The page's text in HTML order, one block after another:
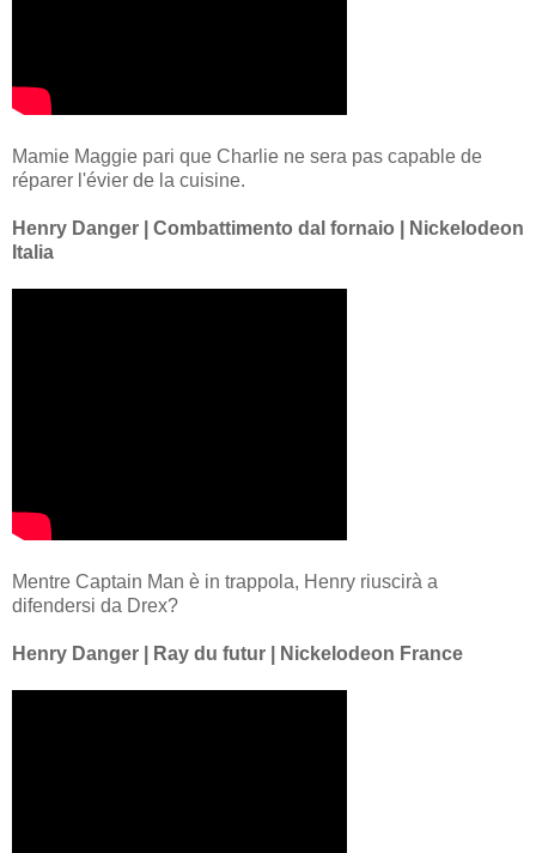
Mamie Maggie pari que Charlie ne sera pas capable de
réparer l'évier de la cuisine.
Henry Danger | Combattimento dal fornaio | Nickelodeon
Italia
Mentre Captain Man è in trappola, Henry riuscirà a
difendersi da Drex?
Henry Danger | Ray du futur | Nickelodeon France